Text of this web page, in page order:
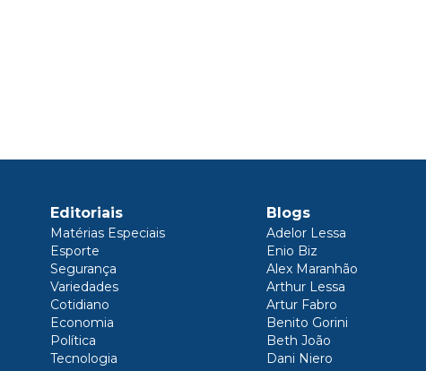
Editoriais
Matérias Especiais
Esporte
Segurança
Variedades
Cotidiano
Economia
Política
Tecnologia
Blogs
Adelor Lessa
Enio Biz
Alex Maranhão
Arthur Lessa
Artur Fabro
Benito Gorini
Beth João
Dani Niero